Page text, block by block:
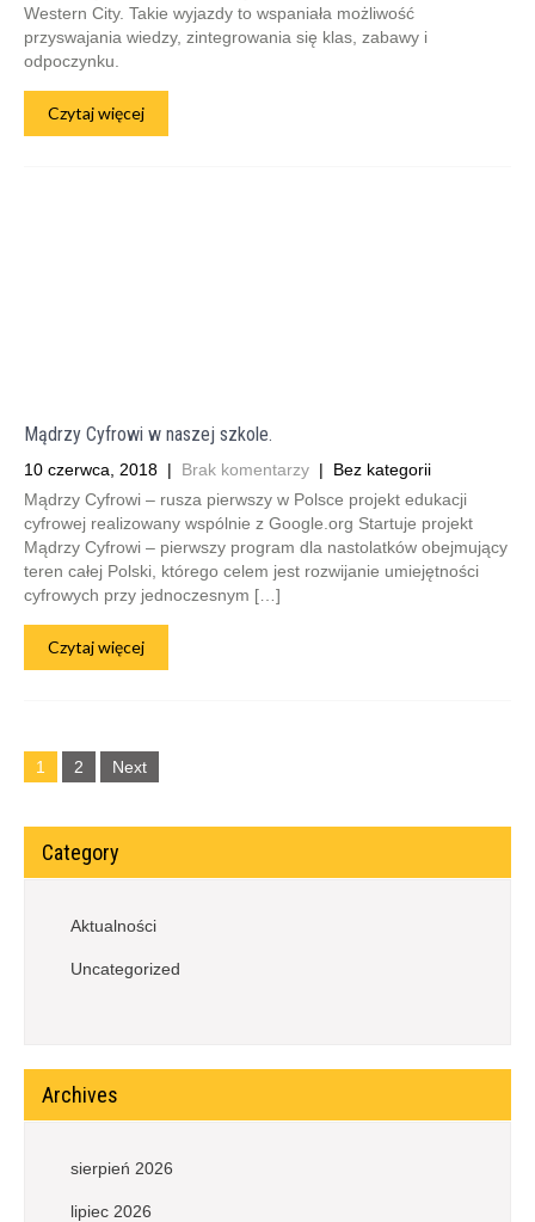
Western City. Takie wyjazdy to wspaniała możliwość
przyswajania wiedzy, zintegrowania się klas, zabawy i
odpoczynku.
Czytaj więcej
Mądrzy Cyfrowi w naszej szkole.
10 czerwca, 2018 | Brak komentarzy | Bez kategorii
Mądrzy Cyfrowi – rusza pierwszy w Polsce projekt edukacji
cyfrowej realizowany wspólnie z Google.org Startuje projekt
Mądrzy Cyfrowi – pierwszy program dla nastolatków obejmujący
teren całej Polski, którego celem jest rozwijanie umiejętności
cyfrowych przy jednoczesnym […]
Czytaj więcej
1 2 Next
Category
Aktualności
Uncategorized
Archives
sierpień 2026
lipiec 2026